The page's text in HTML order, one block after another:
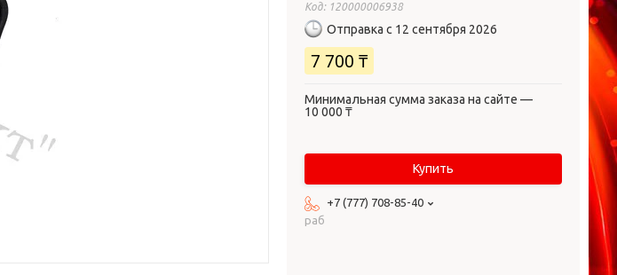
Код: 120000006938
Отправка с 12 сентября 2026
7 700 ₸
Минимальная сумма заказа на сайте —
10 000 ₸
Купить
+7 (777) 708-85-40
раб